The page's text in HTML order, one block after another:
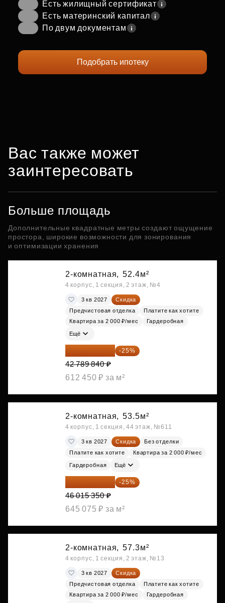
Есть жилищный сертификат
Есть материнский капитал
По двум документам
Подобрать ипотеку
Вас также может
заинтересовать
Больше площадь
Дополнительные квадратные метры создают ощущение
простора, широкие возможности для зонирования
и оптимизации хранения
2-комнатная, 52.4м²
4 корпус, 1 секция, 2 этаж, №4
3 кв 2027
Скидка
Предчистовая отделка
Платите как хотите
Квартира за 2 000 ₽/мес
Гардеробная
Ещё
32 092 380 ₽ -25%
42 789 840 ₽
612 450 ₽ за м²
2-комнатная, 53.5м²
4 корпус, 1 секция, 44 этаж, №611
3 кв 2027 Скидка
Без отделки
Платите как хотите
Квартира за 2 000 ₽/мес
Гардеробная Ещё
34 511 513 ₽ -25%
46 015 350 ₽
645 075 ₽ за м²
2-комнатная, 57.3м²
4 корпус, 1 секция, 2 этаж, №13
3 кв 2027
Скидка
Предчистовая отделка
Платите как хотите
Квартира за 2 000 ₽/мес
Гардеробная